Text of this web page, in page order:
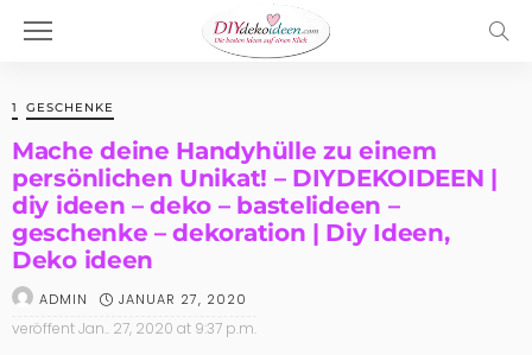
1 GESCHENKE
Mache deine Handyhülle zu einem
persönlichen Unikat! – DIYDEKOIDEEN |
diy ideen – deko – bastelideen –
geschenke – dekoration | Diy Ideen,
Deko ideen
ADMIN JANUAR 27, 2020
veröffentJan.. 27, 2020 at 9:37 p.m.